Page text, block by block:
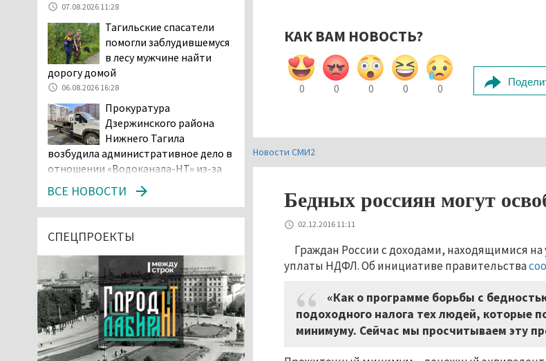
КАК ВАМ НОВОСТЬ?
0 0 0 0 0
Новости СМИ2
Бедных россиян могут
02.12.2016 11:11
Граждан России с доходами, находящимися
уплаты НДФЛ. Об инициативе правительства
«Как о программе борьбы с
подоходного налога тех людей, которые
минимуму. Сейчас мы просчитываем эту
07.08.2026 11:28
Тагильские спасатели
помогли заблудившемуся
в лесу мужчине найти
дорогу домой
06.08.2026 16:28
Прокуратура
Дзержинского района
Нижнего Тагила
возбудила административное дело в
отношении «Водоканала-НТ» из-за
отсутствия холодной воды
06.08.2026 15:42
Двое детей пострадали
при сходе трамвая с
06.08.2026 14:25
Правительство РФ
разрешило производство
и продажу бензина класса
«Евро-2», в котором содержание
серы в 10 раз выше, чем в топливе
ВСЕ НОВОСТИ
СПЕЦПРОЕКТЫ